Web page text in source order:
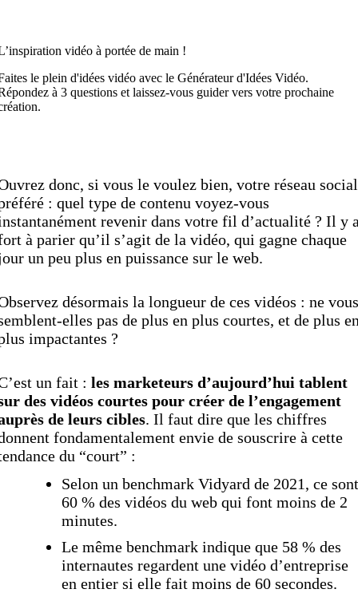
vidéo à portée de main !
le plein d'idées vidéo avec le Générateur d'Idées Vidéo.
à 3 questions et laissez-vous guider vers votre prochaine
donc, si vous le voulez bien, votre réseau social
: quel type de contenu voyez-vous
revenir dans votre fil d’actualité ? Il y
à parier qu’il s’agit de la vidéo, qui gagne chaque
un peu plus en puissance sur le web.
désormais la longueur de ces vidéos : ne vous
elles pas de plus en plus courtes, et de plus
impactantes ?
un fait : les marketeurs d’aujourd’hui tablent
des vidéos courtes pour créer de l’engagement
de leurs cibles. Il faut dire que les chiffres
fondamentalement envie de souscrire à cette
du “court” :
Selon un benchmark Vidyard de 2021, ce sont
60 % des vidéos du web qui font moins de 2
minutes.
Le même benchmark indique que 58 % des
internautes regardent une vidéo d’entreprise
en entier si elle fait moins de 60 secondes.